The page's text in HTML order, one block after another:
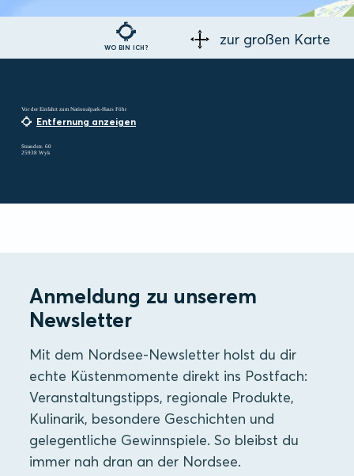
WO BIN ICH? zur großen Karte
Vor der Einfahrt zum Nationalpark-Haus Föhr
Entfernung anzeigen
Strandstr. 60
25938 Wyk
Anmeldung zu unserem
Newsletter
Mit dem Nordsee-Newsletter holst du dir
echte Küstenmomente direkt ins Postfach:
Veranstaltungstipps, regionale Produkte,
Kulinarik, besondere Geschichten und
gelegentliche Gewinnspiele. So bleibst du
immer nah dran an der Nordsee.